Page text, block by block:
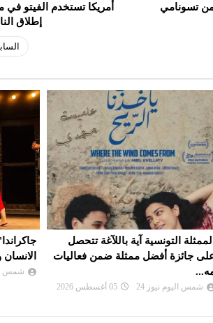
تسونامي
أمريكا تستخدم الفيتو
إطلاق
جاكراندا': قصة مواجهة مفتوحة بين
واسئلته
فرقة
تتحول
شمس